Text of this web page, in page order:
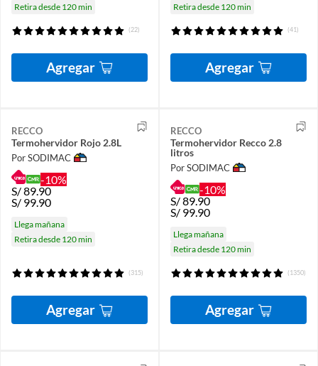
Retira desde 120 min
(22)
Agregar
Retira desde 120 min
(41)
Agregar
RECCO
Termohervidor Rojo 2.8L
Por SODIMAC
-10%
S/89.90
S/ 99.90
Llega mañana
Retira desde 120 min
(315)
Agregar
RECCO
Termohervidor Recco 2.8
litros
Por SODIMAC
-10%
S/89.90
S/ 99.90
Llega mañana
Retira desde 120 min
(1350)
Agregar